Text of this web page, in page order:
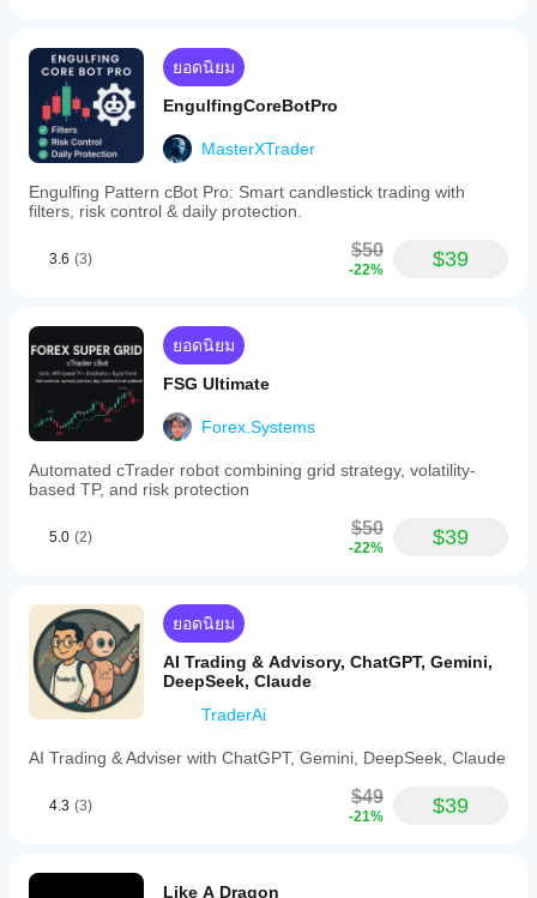
ยอดนิยม
EngulfingCoreBotPro
MasterXTrader
Engulfing Pattern cBot Pro: Smart candlestick trading with
filters, risk control & daily protection.
3.6 (3) $50
-22% $39
ยอดนิยม
FSG Ultimate
Forex.Systems
Automated cTrader robot combining grid strategy, volatility-
based TP, and risk protection
5.0 (2) $50
-22% $39
ยอดนิยม
AI Trading & Advisory, ChatGPT, Gemini,
DeepSeek, Claude
TraderAi
AI Trading & Adviser with ChatGPT, Gemini, DeepSeek, Claude
4.3 (3) $49
-21% $39
Like A Dragon